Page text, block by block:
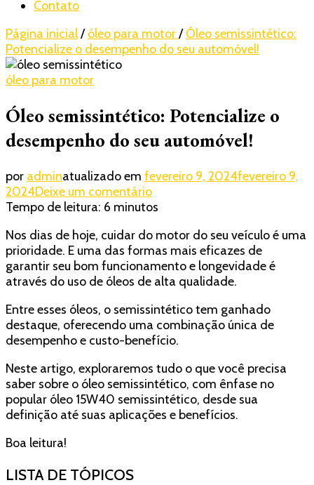
Contato
Página inicial/ óleo para motor/ Óleo semissintético:
Potencialize o desempenho do seu automóvel!
óleo para motor
Óleo semissintético: Potencialize o
desempenho do seu automóvel!
por adminatualizado em fevereiro 9, 2024fevereiro 9,
2024Deixe um comentárioem
Óleo
Potencialize
o
desempenho
do
automóvel!
Tempo de leitura: 6 minutos
Nos dias de hoje, cuidar do motor do seu veículo é uma
prioridade. E uma das formas mais eficazes de
garantir seu bom funcionamento e longevidade é
através do uso de óleos de alta qualidade.
Entre esses óleos, o semissintético tem ganhado
destaque, oferecendo uma combinação única de
desempenho e custo-benefício.
Neste artigo, exploraremos tudo o que você precisa
saber sobre o óleo semissintético, com ênfase no
popular óleo 15W40 semissintético, desde sua
definição até suas aplicações e benefícios.
Boa leitura!
LISTA DE TÓPICOS